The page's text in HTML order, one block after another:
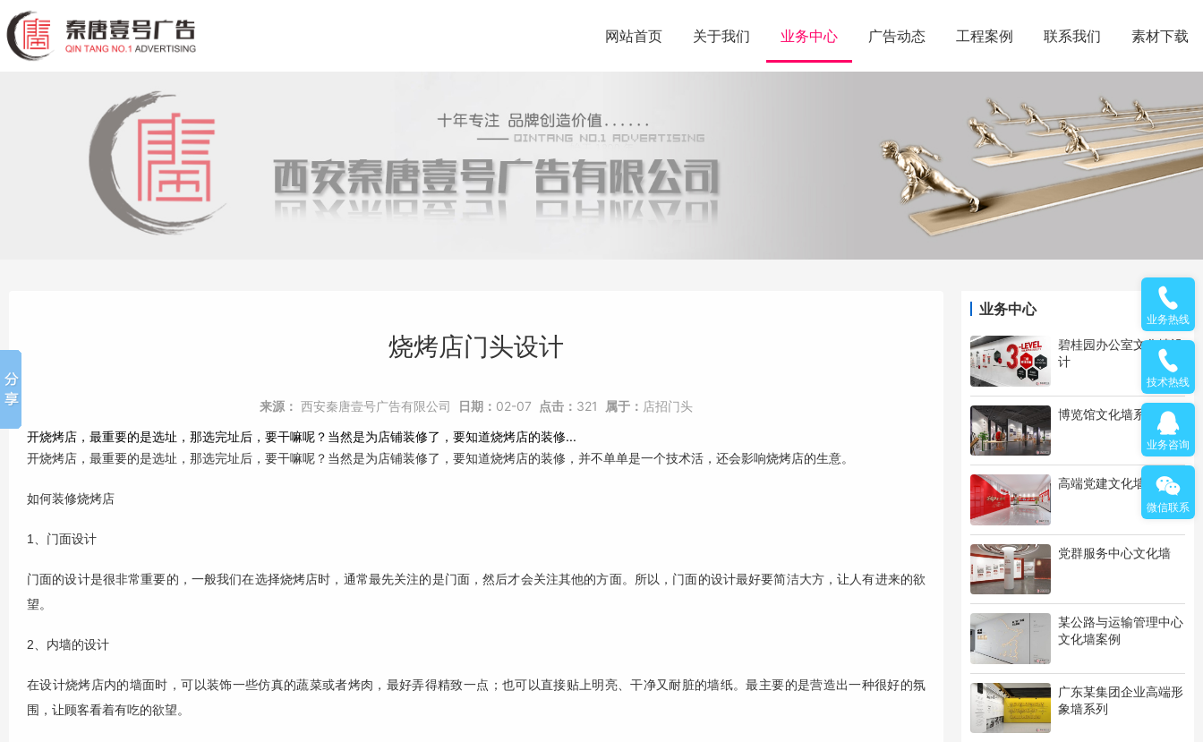
网站首页 关于我们 业务中心 广告动态 工程案例 联系我们 素材下载
业务中心
碧桂园办公室文化墙设
计
博览馆文化墙系列
高端党建文化墙系列
党群服务中心文化墙
某公路与运输管理中心
文化墙案例
广东某集团企业高端形
象墙系列
烧烤店门头设计
来源： 西安秦唐壹号广告有限公司 日期： 02-07 点击： 321 属于： 店招门头
开烧烤店，最重要的是选址，那选完址后，要干嘛呢？当然是为店铺装修了，要知道烧烤店的装修...
开烧烤店，最重要的是选址，那选完址后，要干嘛呢？当然是为店铺装修了，要知道烧烤店的装修，并不单单是一个技术活，还会影响烧烤店的生意。
如何装修烧烤店
1、门面设计
门面的设计是很非常重要的，一般我们在选择烧烤店时，通常最先关注的是门面，然后才会关注其他的方面。所以，门面的设计最好要简洁大方，让人有进来的欲
望。
2、内墙的设计
在设计烧烤店内的墙面时，可以装饰一些仿真的蔬菜或者烤肉，最好弄得精致一点；也可以直接贴上明亮、干净又耐脏的墙纸。最主要的是营造出一种很好的氛
围，让顾客看着有吃的欲望。
业务热线
技术热线
业务咨询
微信联系